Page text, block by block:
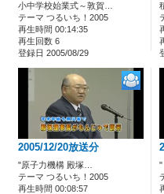
小中学校始業式～敦賀…
テーマ つるいち！2005
再生時間 00:14:35
再生回数 6
登録日 2005/08/29
2005/12/20放送分
"原子力機構 殿塚…
テーマ つるいち！2005
再生時間 00:08:57
"